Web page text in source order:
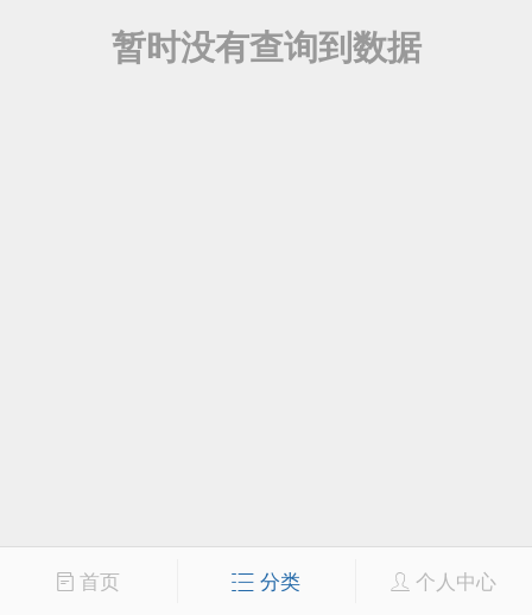
暂时没有查询到数据
首页 分类 个人中心